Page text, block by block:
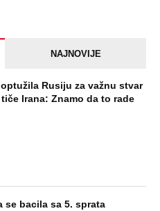
NAJNOVIJE
Rusiju za važnu stvar
Irana: Znamo da to rade
se bacila sa 5. sprata